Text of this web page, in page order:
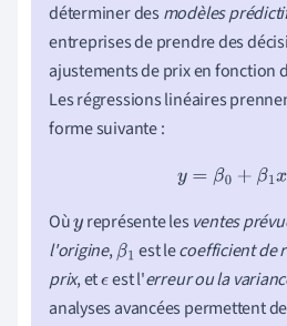
déterminer des modèles
entreprises de prendre des
ajustements de prix en fonction
Les régressions linéaires
forme suivante :
y =β0+β1x+ϵ
Oùyreprésente les ventes
l'origine,β1 est lecoefficient de
prix, etϵest l'erreur ou la
analyses avancées permettent